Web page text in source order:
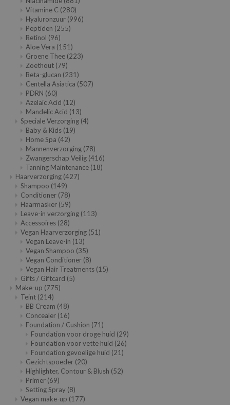
Mentholatum
Key
By Mi
You Farmer
Face Shop
Plant Base
Saem
Cool For School
Kwailnara
Vitamine C (280)
Hyaluronzuur (996)
Peptiden (255)
Retinol (96)
Aloe Vera (151)
Groene Thee (223)
Zoethout (79)
Beta-glucan (231)
Centella Asiatica (507)
PDRN (60)
Azelaic Acid (12)
Mandelic Acid (13)
Speciale Verzorging (4)
Baby & Kids (19)
Home Spa (42)
Mannenverzorging (78)
Zwangerschap Veilig (416)
Tanning Maintenance (18)
Haarverzorging (427)
Shampoo (149)
Conditioner (78)
Haarmasker (59)
Leave-in verzorging (113)
Accessoires (28)
Vegan Haarverzorging (51)
Vegan Leave-in (13)
Vegan Shampoo (35)
Vegan Conditioner (8)
Vegan Hair Treatments (15)
Gifts / Giftcard (5)
Make-up (775)
Teint (214)
BB Cream (48)
Concealer (16)
Foundation / Cushion (71)
Foundation voor droge huid (29)
Foundation voor vette huid (26)
Foundation gevoelige huid (21)
Gezichtspoeder (20)
Highlighter, Contour & Blush (52)
Primer (69)
Setting Spray (8)
Vegan make-up (177)